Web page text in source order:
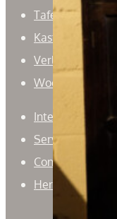
Tafels
Kasten
Verlichting
Woonaccessoires
Interieuradvies
Service
Contact
Herroepingsrecht